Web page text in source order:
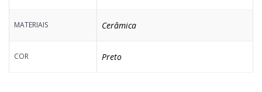
MATERIAIS Cerâmica
COR Preto